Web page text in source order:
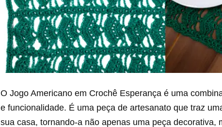
O Jogo Americano em Crochê Esperança é uma
e funcionalidade. É uma peça de artesanato que traz
sua casa, tornando-a não apenas uma peça decorativa,